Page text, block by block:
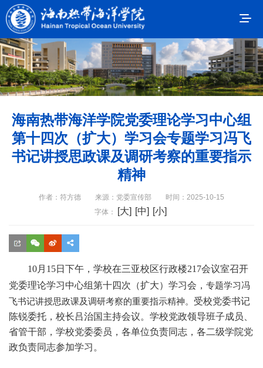
海南热带海洋学院党委理论学习中心组
第十四次（扩大）学习会专题学习冯飞
书记讲授思政课及调研考察的重要指示
精神
作者：符方德 来源：党委宣传部
时间：2025-10-15
字体：
[大] [中] [小]
10月15日下午，学校在三亚校区行政楼217会议室召开
党委理论学习中心组第十四次（扩大）学习会 ， 专题学习冯
飞书记讲授思政课及调研考察的重要指示精神。 受校党委书记
陈锐委托，校长吕治国主持会议。 学校党政领导班子成员、
省管干部，学校党委委员，各单位负责同志，各二级学院党
政负责同志参加学习。